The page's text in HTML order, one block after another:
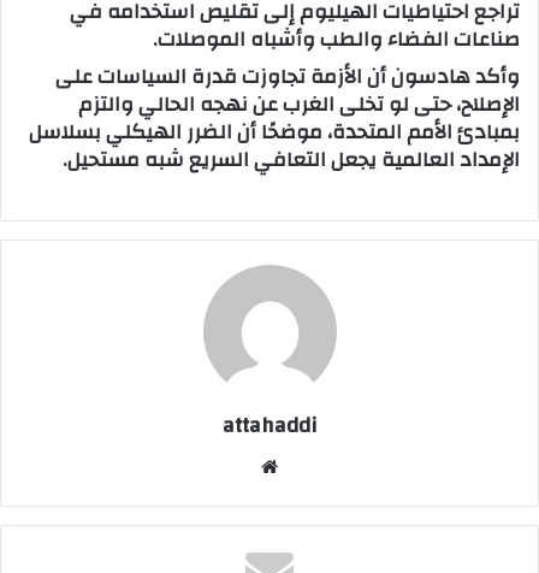
ن
ي
ا
تراجع احتياطيات الهيليوم إلى تقليص استخدامه في
صناعات الفضاء والطب وأشباه الموصلات.
وأكد هادسون أن الأزمة تجاوزت قدرة السياسات على
الإصلاح، حتى لو تخلى الغرب عن نهجه الحالي والتزم
بمبادئ الأمم المتحدة، موضحًا أن الضرر الهيكلي بسلاسل
الإمداد العالمية يجعل التعافي السريع شبه مستحيل.
attahaddi
الوي
ب